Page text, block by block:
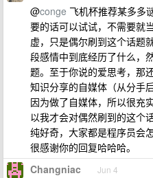
@conge 飞机杯推荐某多多
要的话可以试试，不需要就
虚，只是偶尔刷到这个话题
段感情中到底经历了什么，
题。至于你说的爱思考，那
知识分享的自媒体（从分手
因为做了自媒体，所以很充
以我才会对偶然刷到的这个
纯好奇，大家都是程序员会
很感谢你的回复哈哈哈。
Changniac Jun 4